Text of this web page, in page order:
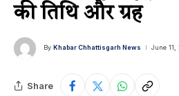
की तिथि और ग्रह
By Khabar Chhattisgarh News June 11,
Share